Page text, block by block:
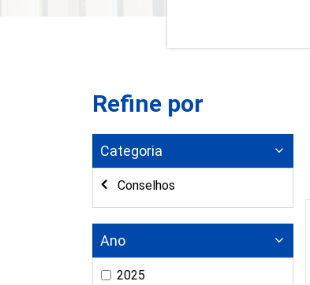
Refine por
Categoria
Conselhos
Ano
2025